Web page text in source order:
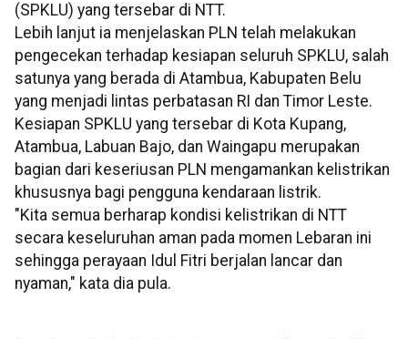
(SPKLU) yang tersebar di NTT.
Lebih lanjut ia menjelaskan PLN telah melakukan
pengecekan terhadap kesiapan seluruh SPKLU, salah
satunya yang berada di Atambua, Kabupaten Belu
yang menjadi lintas perbatasan RI dan Timor Leste.
Kesiapan SPKLU yang tersebar di Kota Kupang,
Atambua, Labuan Bajo, dan Waingapu merupakan
bagian dari keseriusan PLN mengamankan kelistrikan
khususnya bagi pengguna kendaraan listrik.
"Kita semua berharap kondisi kelistrikan di NTT
secara keseluruhan aman pada momen Lebaran ini
sehingga perayaan Idul Fitri berjalan lancar dan
nyaman," kata dia pula.